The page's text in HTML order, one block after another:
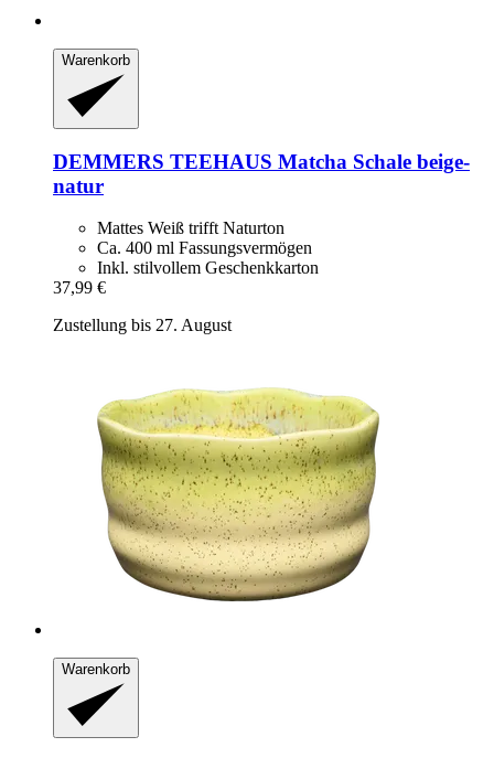
Warenkorb
DEMMERS TEEHAUS Matcha Schale beige-​
natur
Mattes Weiß trifft Naturton
Ca. 400 ml Fassungsvermögen
Inkl. stilvollem Geschenkkarton
37,99 €
Zustellung bis 27. August
Warenkorb